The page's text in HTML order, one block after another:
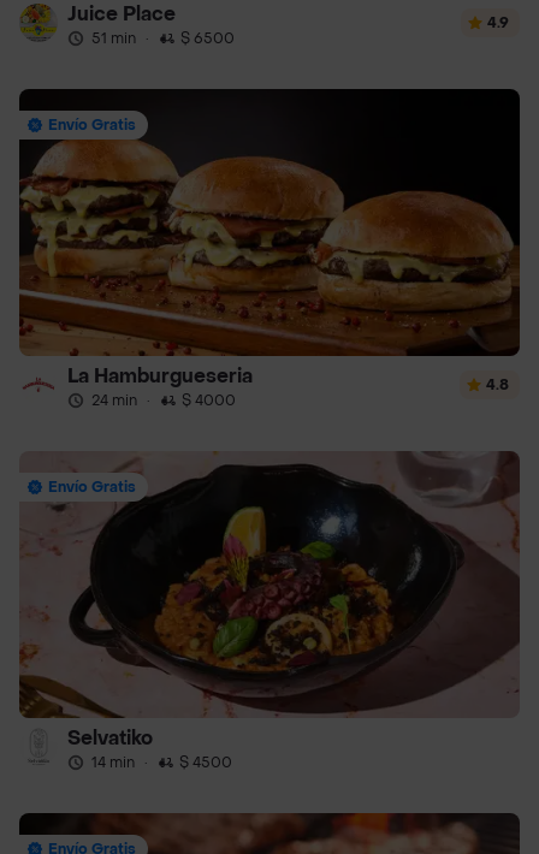
Juice Place
51 min · $ 6500
4.9
Envío Gratis
La Hamburgueseria
24 min · $ 4000
4.8
Envío Gratis
Selvatiko
14 min · $ 4500
Envío Gratis